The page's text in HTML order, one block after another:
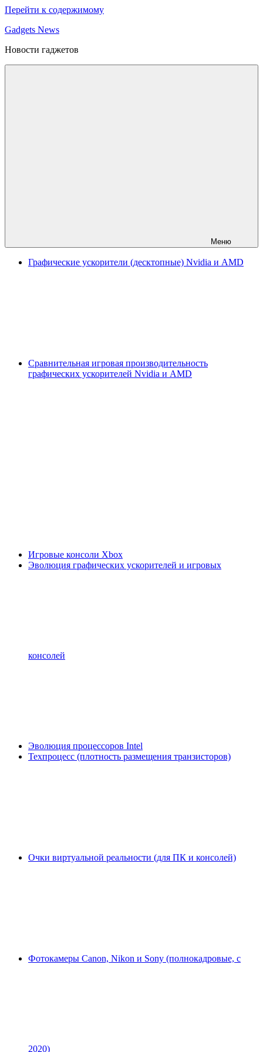
Перейти к содержимому
Gadgets News
Новости гаджетов
Меню
Графические ускорители (десктопные) Nvidia и AMD
Сравнительная игровая производительность
графических ускорителей Nvidia и AMD
Игровые консоли Xbox
Эволюция графических ускорителей и игровых
консолей
Эволюция процессоров Intel
Техпроцесс (плотность размещения транзисторов)
Очки виртуальной реальности (для ПК и консолей)
Фотокамеры Canon, Nikon и Sony (полнокадровые, с
2020)